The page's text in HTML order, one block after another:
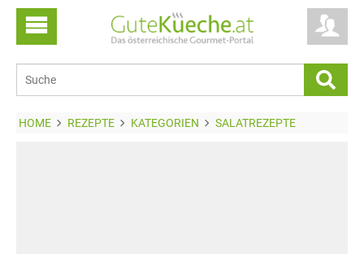
HOME REZEPTE KATEGORIEN SALATREZEPTE